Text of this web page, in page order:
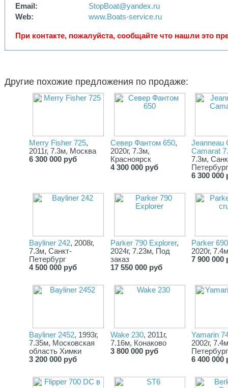
Email:
StopBoat@yandex.ru
Web:
www.Boats-service.ru
При контакте, пожалуйста, сообщайте что нашли это
Другие похожие предложения по продаже:
Merry Fisher 725,
2011г, 7.3м, Москва
6 300 000 руб
Север Фантом 650,
2020г, 7.3м,
Красноярск
4 300 000 руб
Jeanneau
Camarat
7.3м,
Петербург
6 300 000
Bayliner 242, 2008г,
7.3м, Санкт-
Петербург
4 500 000 руб
Parker 790 Explorer,
2024г, 7.23м, Под
заказ
17 550 000 руб
Parker
2020г,
7 900 000
Bayliner 2452, 1993г,
7.35м, Московская
область Химки
3 200 000 руб
Wake 230, 2011г,
7.16м, Конаково
3 800 000 руб
Yamarin
2002г,
Петербург
6 400 000